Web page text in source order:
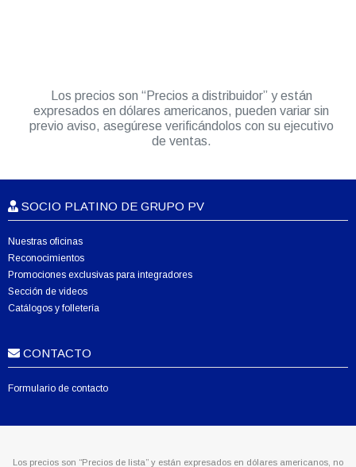
Los precios son “Precios a distribuidor” y están
expresados en dólares americanos, pueden variar sin
previo aviso, asegúrese verificándolos con su ejecutivo
de ventas.
SOCIO PLATINO DE GRUPO PV
Nuestras oficinas
Reconocimientos
Promociones exclusivas para integradores
Sección de videos
Catálogos y folletería
CONTACTO
Formulario de contacto
Los precios son “Precios de lista” y están expresados en dólares americanos, no